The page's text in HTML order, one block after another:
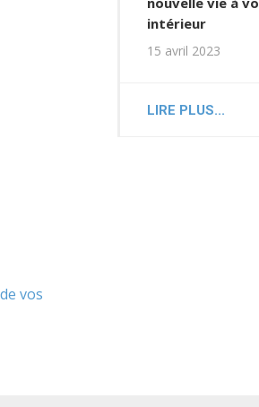
vos
intérieur
15 avril 2023
LIRE PLUS...